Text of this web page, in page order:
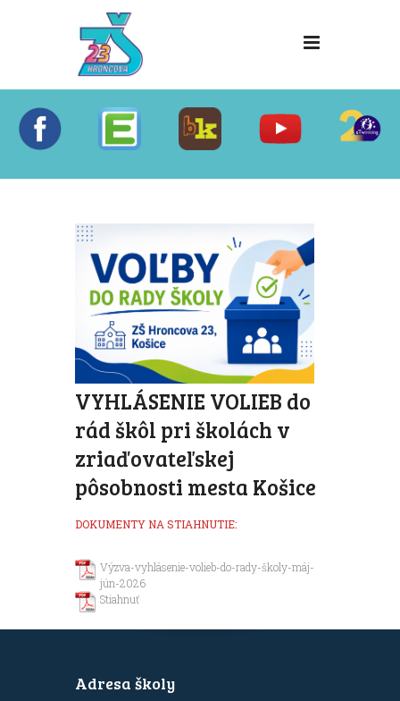
VYHLÁSENIE VOLIEB do
rád škôl pri školách v
zriaďovateľskej
pôsobnosti mesta Košice
DOKUMENTY NA STIAHNUTIE:
Výzva-vyhlásenie-volieb-do-rady-školy-máj-
jún-2026
Stiahnuť
Adresa školy